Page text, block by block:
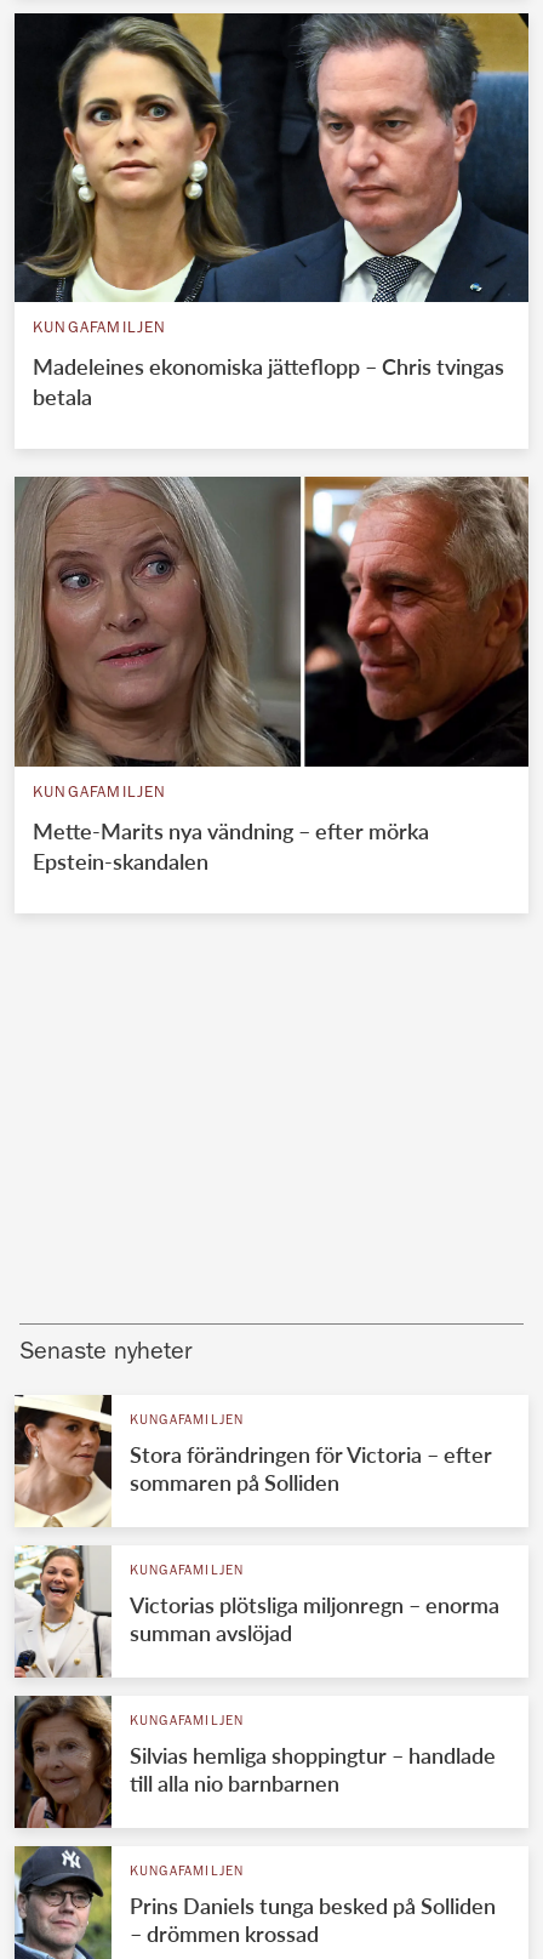
KUNGAFAMILJEN
Madeleines ekonomiska jätteflopp – Chris tvingas
betala
KUNGAFAMILJEN
Mette-Marits nya vändning – efter mörka
Epstein-skandalen
Senaste nyheter
KUNGAFAMILJEN
Stora förändringen för Victoria – efter
sommaren på Solliden
KUNGAFAMILJEN
Victorias plötsliga miljonregn – enorma
summan avslöjad
KUNGAFAMILJEN
Silvias hemliga shoppingtur – handlade
till alla nio barnbarnen
KUNGAFAMILJEN
Prins Daniels tunga besked på Solliden
– drömmen krossad